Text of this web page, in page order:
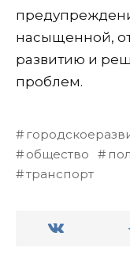
насыщенной,
развитию и
проблем.
общество
транспорт